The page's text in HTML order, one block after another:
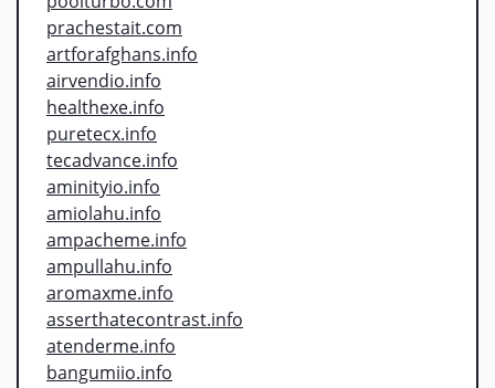
prachestait.com
artforafghans.info
airvendio.info
healthexe.info
puretecx.info
tecadvance.info
aminityio.info
amiolahu.info
ampacheme.info
ampullahu.info
aromaxme.info
asserthatecontrast.info
atenderme.info
bangumiio.info